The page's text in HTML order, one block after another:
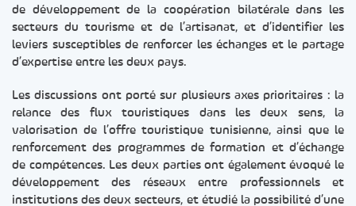
de développement de la coopération bilatérale dans les
secteurs du tourisme et de l’artisanat, et d’identifier les
leviers susceptibles de renforcer les échanges et le partage
d’expertise entre les deux pays.
Les discussions ont porté sur plusieurs axes prioritaires : la
relance des flux touristiques dans les deux sens, la
valorisation de l’offre touristique tunisienne, ainsi que le
renforcement des programmes de formation et d’échange
de compétences. Les deux parties ont également évoqué le
développement des réseaux entre professionnels et
institutions des deux secteurs, et étudié la possibilité d’une